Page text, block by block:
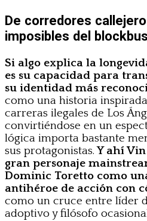
De corredores
imposibles del
Si algo explica la
es su capacidad para
su identidad más
como una historia
carreras ilegales de Los
convirtiéndose en un
lógica importa bastante
sus protagonistas.Y ahí
gran personaje
Dominic Toretto como
antihéroe de acción con
como un cruce entre líder
adoptivo y filósofo